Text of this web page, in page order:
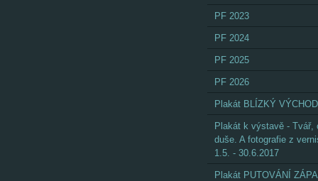
PF 2023
PF 2024
PF 2025
PF 2026
Plakát BLÍZKÝ
Plakát k výstavě - Tvář,
duše. A fotografie z
1.5. - 30.6.2017
Plakát PUTOVÁNÍ